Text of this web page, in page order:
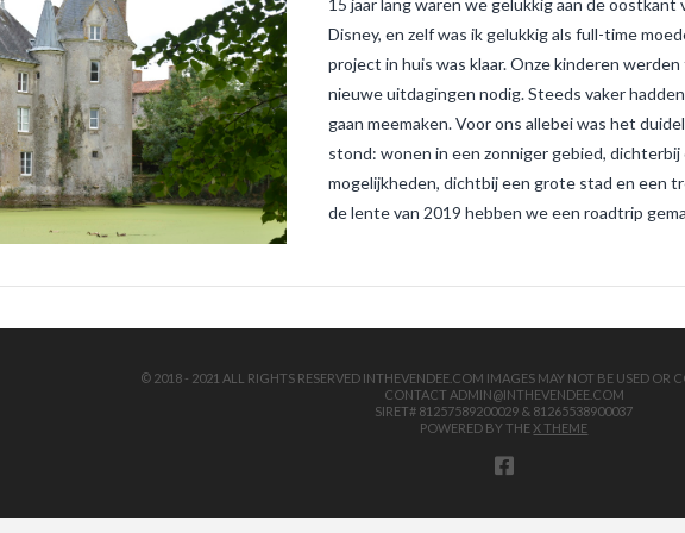
15 jaar lang waren we gelukkig aan de
Disney, en zelf was ik gelukkig als full-time
project in huis was klaar. Onze kinderen
nieuwe uitdagingen nodig. Steeds vaker
gaan meemaken. Voor ons allebei was het
stond: wonen in een zonniger gebied,
mogelijkheden, dichtbij een grote stad en een
de lente van 2019 hebben we een roadtrip
© 2018 - 2021 ALL RIGHTS RESERVED INTHEVENDEE.COM IMAGES MAY NOT BE USED OR
CONTACT ADMIN@INTHEVENDEE.COM
SIRET# 81257589200029 & 81265538900037
POWERED BY THEX THEME